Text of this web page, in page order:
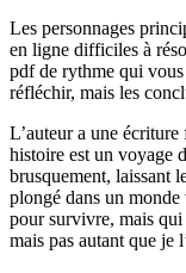
Les personnages
en ligne difficiles à
pdf de rythme qui
réfléchir, mais les
L’auteur a une
histoire est un voyage
brusquement, laissant
plongé dans un
pour survivre, mais qui
mais pas autant que je